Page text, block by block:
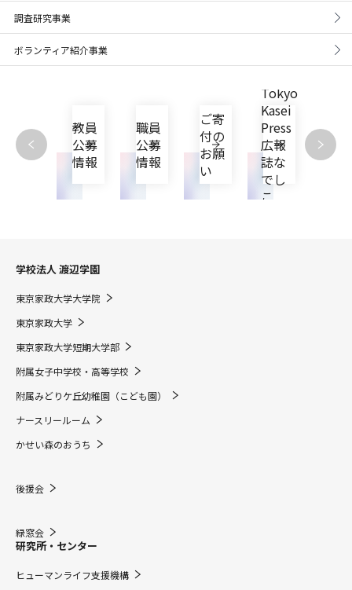
調査研究事業
ボランティア紹介事業
点検
評価
教員
公募
情報
職員
公募
情報
ご寄
付の
お願
い
Tokyo
Kasei
Press
広報
誌な
でし
こ
大学
機関
リポ
学校法人 渡辺学園
東京家政大学大学院
東京家政大学
東京家政大学短期大学部
附属女子中学校・高等学校
附属みどりケ丘幼稚園（こども園）
ナースリールーム
かせい森のおうち
後援会
緑窓会
研究所・センター
ヒューマンライフ支援機構